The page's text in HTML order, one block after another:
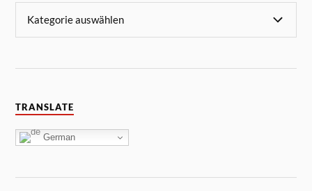
TRANSLATE
German